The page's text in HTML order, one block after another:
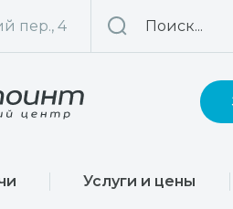
пер., 4
Услуги и цены